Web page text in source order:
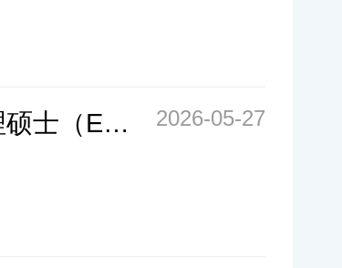
天津大学高级管理人员工商管理硕士（EMBA）2027年招生办法 2026-05-27